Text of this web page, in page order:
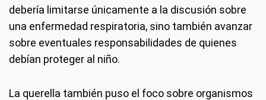
debería limitarse únicamente a la discusión sobre
una enfermedad respiratoria, sino también avanzar
sobre eventuales responsabilidades de quienes
debían proteger al niño.
La querella también puso el foco sobre organismos